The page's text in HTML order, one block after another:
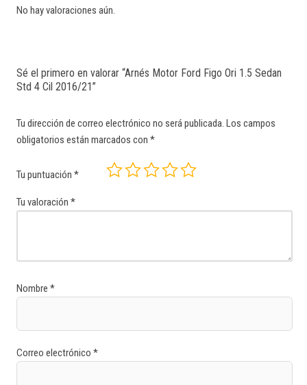
No hay valoraciones aún.
Sé el primero en valorar “Arnés Motor Ford Figo Ori 1.5 Sedan
Std 4 Cil 2016/21”
Tu dirección de correo electrónico no será publicada. Los campos
obligatorios están marcados con *
Tu puntuación *
Tu valoración *
Nombre *
Correo electrónico *